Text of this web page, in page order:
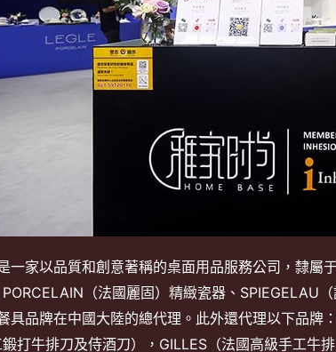
一家以品質和創意著稱的桌面用品服務公司，隸屬
（法國麗固）精緻瓷器、SPIEGELAU
具品牌在中國大陸的總代理。此外還代理以下品牌
打牛排刀及侍酒刀），GILLES（法國高級手工牛